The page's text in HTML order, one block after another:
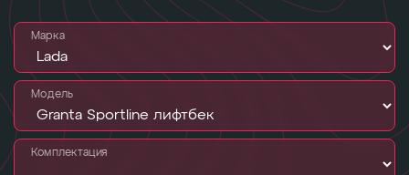
Марка
Модель
Комплектация